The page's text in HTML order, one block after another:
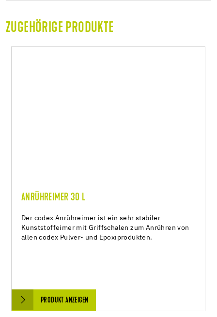
ZUGEHÖRIGE PRODUKTE
ANRÜHREIMER 30 L
Der codex Anrühreimer ist ein sehr stabiler
Kunststoffeimer mit Griffschalen zum Anrühren von
allen codex Pulver- und Epoxiprodukten.
PRODUKT ANZEIGEN